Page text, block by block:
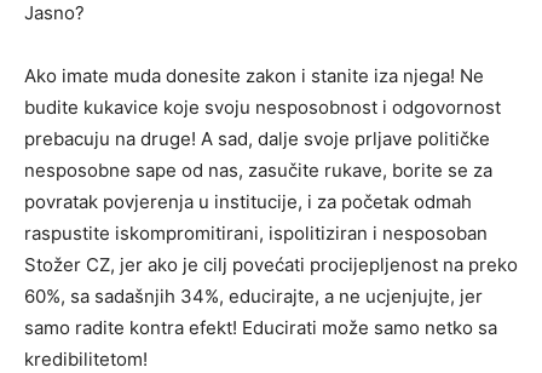
Jasno?
Ako imate muda donesite zakon i stanite iza njega! Ne
budite kukavice koje svoju nesposobnost i odgovornost
prebacuju na druge! A sad, dalje svoje prljave političke
nesposobne sape od nas, zasučite rukave, borite se za
povratak povjerenja u institucije, i za početak odmah
raspustite iskompromitirani, ispolitiziran i nesposoban
Stožer CZ, jer ako je cilj povećati procijepljenost na preko
60%, sa sadašnjih 34%, educirajte, a ne ucjenjujte, jer
samo radite kontra efekt! Educirati može samo netko sa
kredibilitetom!